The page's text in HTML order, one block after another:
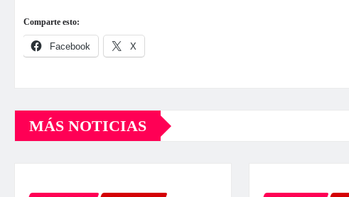
Comparte esto:
Facebook X
MÁS NOTICIAS